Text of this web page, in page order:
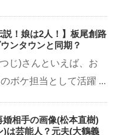
説！娘は2人！】板尾創路
ンタウンと同期？
じ)さんといえば、お
ボケ担当として活躍 ...
婚相手の画像(松本直樹)
)は芸能人？元夫(大鶴義